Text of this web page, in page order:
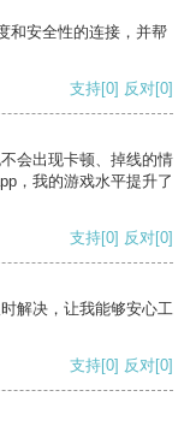
和安全性的连接，并帮
支持[0] 反对[0]
会出现卡顿、掉线的情
，我的游戏水平提升了
支持[0] 反对[0]
解决，让我能够安心工
支持[0] 反对[0]